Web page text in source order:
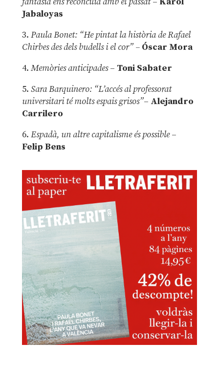
Jabaloyas
3. Paula Bonet: “He pintat la història de Rafael
Chirbes des dels budells i el cor” –Óscar Mora
4. Memòries anticipades– Toni Sabater
5. Sara Barquinero: “L’accés al professorat
universitari té molts espais grisos”– Alejandro
Carrilero
6. Espadà, un altre capitalisme és possible –
Felip Bens